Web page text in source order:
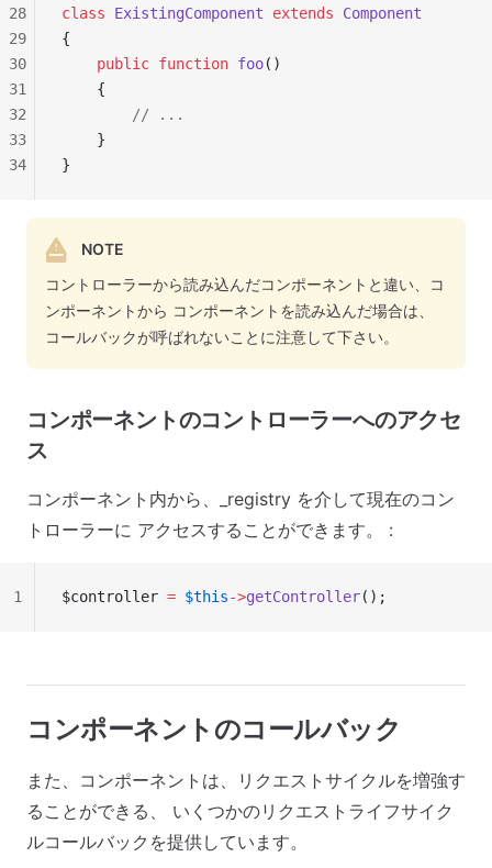
class ExistingComponent extends Component
{
    public
function foo()
    {
        // ...
    }
}
28
29
30
31
32
33
34
NOTE
コントローラーから読み込んだコンポーネントと違い、コ
ンポーネントから コンポーネントを読み込んだ場合は、
コールバックが呼ばれないことに注意して下さい。
コンポーネントのコントローラーへのアクセ
ス
コンポーネント内から、_registry を介して現在のコン
トローラーに アクセスすることができます。 :
$controller = $this->getController();
1
コンポーネントのコールバック
また、コンポーネントは、リクエストサイクルを増強す
ることができる、 いくつかのリクエストライフサイク
ルコールバックを提供しています。